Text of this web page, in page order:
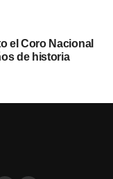
el Coro Nacional
de historia